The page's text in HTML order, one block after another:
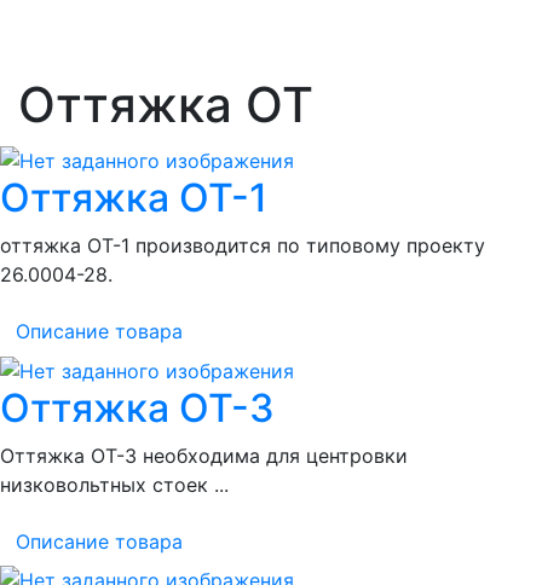
Оттяжка ОТ
Оттяжка ОТ-1
оттяжка ОТ-1 производится по типовому проекту
26.0004-28.
Описание товара
Оттяжка ОТ-3
Оттяжка ОТ-3 необходима для центровки
низковольтных стоек ...
Описание товара